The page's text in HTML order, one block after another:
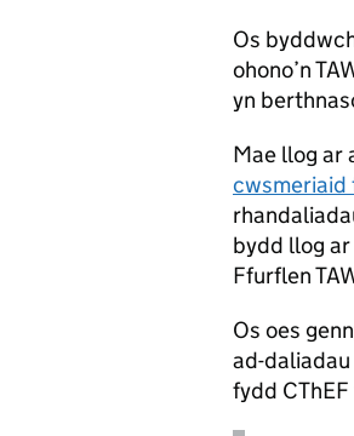
Os
ohono’n
yn
Mae llog ar
cwsmeriaid
bydd llog
Ffurflen
Os oes
ad-daliadau
fydd